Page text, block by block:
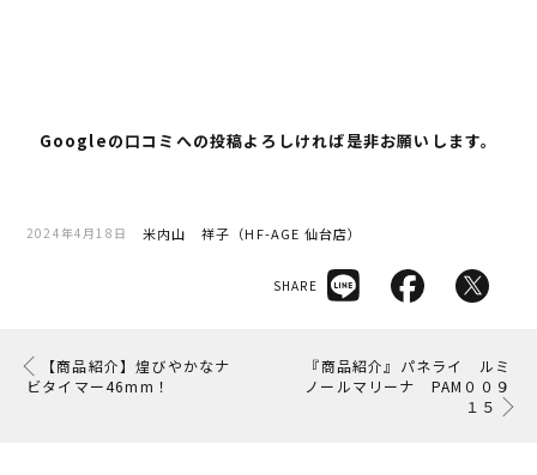
Googleの口コミへの投稿よろしければ是非お願いします。
2024年4月18日 米内山 祥子（HF-AGE 仙台店）
SHARE
【商品紹介】煌びやかなナ
ビタイマー46mm！
『商品紹介』パネライ ルミ
ノールマリーナ PAM００９
１５